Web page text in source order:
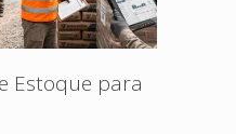
Estoque para